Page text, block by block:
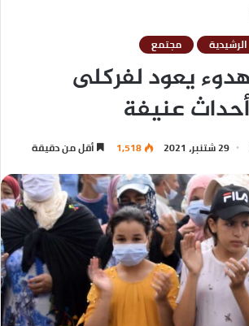
الرشيدية مجتمع
يعود لفركلى
أحداث عنيفة
29 شتنبر، 2021 1,518 أقل من دقيقة